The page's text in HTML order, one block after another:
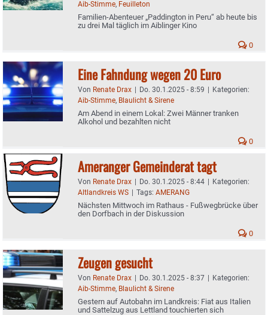
Aib-Stimme, Feuilleton
Familien-Abenteuer „Paddington in Peru“ ab heute bis
zu drei Mal täglich im Aiblinger Kino
0
Eine Fahndung wegen 20 Euro
Von Renate Drax | Do. 30.1.2025 - 8:59 | Kategorien:
Aib-Stimme, Blaulicht & Sirene
Am Abend in einem Lokal: Zwei Männer tranken
Alkohol und bezahlten nicht
0
Ameranger Gemeinderat tagt
Von Renate Drax | Do. 30.1.2025 - 8:44 | Kategorien:
Altlandkreis WS | Tags: AMERANG
Nächsten Mittwoch im Rathaus - Fußwegbrücke über
den Dorfbach in der Diskussion
0
Zeugen gesucht
Von Renate Drax | Do. 30.1.2025 - 8:37 | Kategorien:
Aib-Stimme, Blaulicht & Sirene
Gestern auf Autobahn im Landkreis: Fiat aus Italien
und Sattelzug aus Lettland touchierten sich